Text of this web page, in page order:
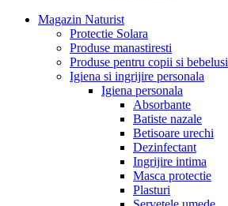
Magazin Naturist
Protectie Solara
Produse manastiresti
Produse pentru copii si bebelusi
Igiena si ingrijire personala
Igiena personala
Absorbante
Batiste nazale
Betisoare urechi
Dezinfectant
Ingrijire intima
Masca protectie
Plasturi